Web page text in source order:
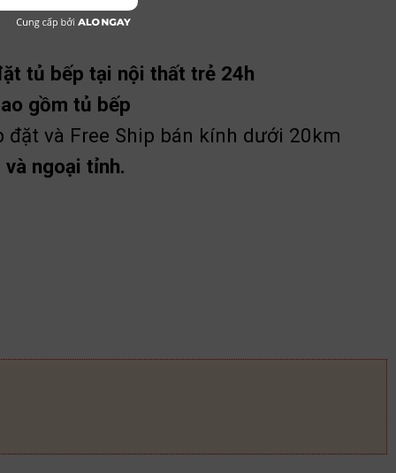
tủ bếp tại nội thất trẻ 24h
gồm tủ bếp
đặt và Free Ship bán kính dưới 20km
ngoại tỉnh.